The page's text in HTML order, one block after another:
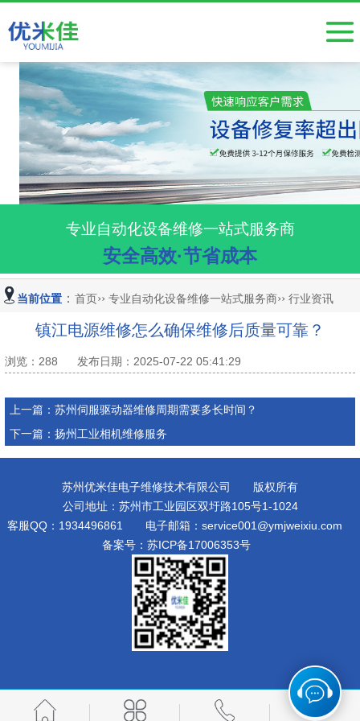
专业自动化设备维修一站式服务商
安全高效·节省成本
当前位置 ： 首页›› 专业自动化设备维修一站式服务商›› 行业资讯
镇江电源维修怎么确保维修后质量可靠？
浏览： 288 发布日期：2025-07-22 05:41:29
上一篇： 苏州伺服驱动器维修周期需要多长时间？
下一篇： 扬州工业相机维修服务
苏州优米佳电子维修技术有限公司 版权所有
公司地址：苏州市工业园区双圩路105号1-1024
客服QQ：1934496861 电子邮箱：service001@ymjweixiu.com
备案号： 苏ICP备17006353号
按产品分类 工业相机维修
触摸屏维修
伺服驱动器维修
变频器维修
电源维修
半导体设备维修
小批量电路板开发焊接
视觉系统、显微镜维修